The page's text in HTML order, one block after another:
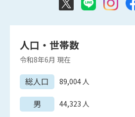
人口・世帯数
令和8年6月 現在
総人口 89,004人
男 44,323 人